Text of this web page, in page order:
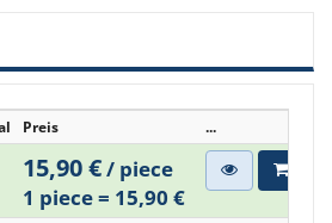
Preis ...
15,90 €/ piece
1 piece = 15,90 €